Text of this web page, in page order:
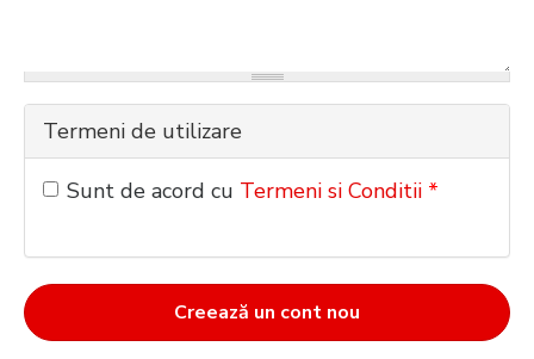
Termeni de utilizare
Sunt de acord cu Termeni si Conditii *